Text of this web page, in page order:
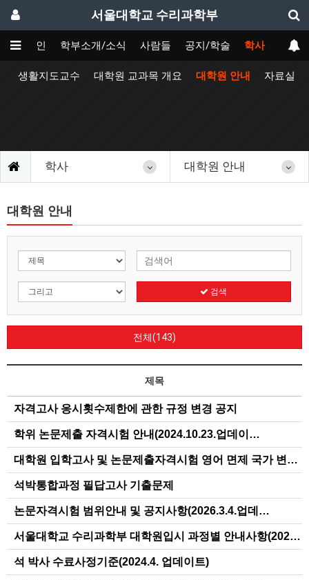
서울대학교 수리과학부
메인 학부소개/소식 사람들 공지/학술 학사
생활지도교수 대학원 교과목 개요 대학원 안내 자료실
학사 대학원 안내
대학원 안내
검색
전체(143)
제목
자격고사 응시횟수제한에 관한 규정 변경 공지
학위 논문제출 자격시험 안내(2024.10.23.업데이…
대학원 입학고사 및 논문제출자격시험 영어 면제 국가 변…
석박통합과정 필답고사 기출문제
논문자격시험 범위안내 및 공지사항(2026.3.4.업데…
서울대학교 수리과학부 대학원입시 과정별 안내사항(202…
석 박사 수료사정기준(2024.4. 업데이트)